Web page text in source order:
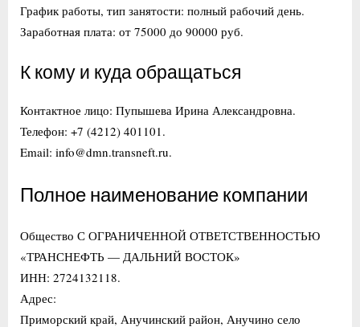
График работы, тип занятости: полный рабочий день.
Заработная плата: от 75000 до 90000 руб.
К кому и куда обращаться
Контактное лицо: Пупышева Ирина Александровна.
Телефон: +7 (4212) 401101.
Email: info@dmn.transneft.ru.
Полное наименование компании
Общество С ОГРАНИЧЕННОЙ ОТВЕТСТВЕННОСТЬЮ
«ТРАНСНЕФТЬ — ДАЛЬНИЙ ВОСТОК»
ИНН: 2724132118.
Адрес:
Приморский край, Анучинский район, Анучино село